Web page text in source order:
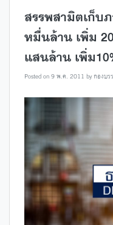
สรรพสามิตเก็บ
หมื่นล้าน เพิ่ม
แสนล้าน เพิ่ม
Posted on9 พ.ค. 2011 byกองบร